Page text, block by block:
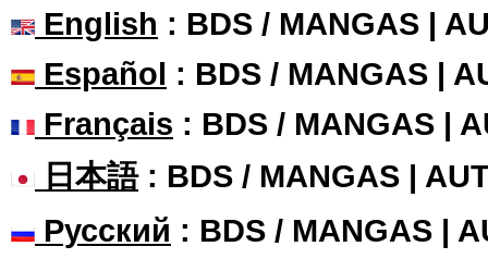
English : BDS / MANGAS |
Español : BDS / MANGAS |
Français : BDS / MANGAS |
日本語: BDS / MANGAS |
Русский : BDS / MANGAS |